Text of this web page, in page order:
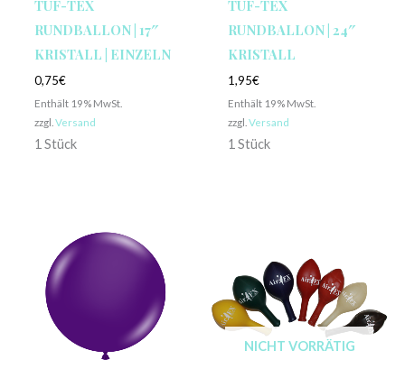
TUF-TEX
RUNDBALLON | 17″
KRISTALL | EINZELN
0,75€
Enthält 19% MwSt.
zzgl. Versand
1 Stück
TUF-TEX
RUNDBALLON | 24″
KRISTALL
1,95€
Enthält 19% MwSt.
zzgl. Versand
1 Stück
NICHT VORRÄTIG